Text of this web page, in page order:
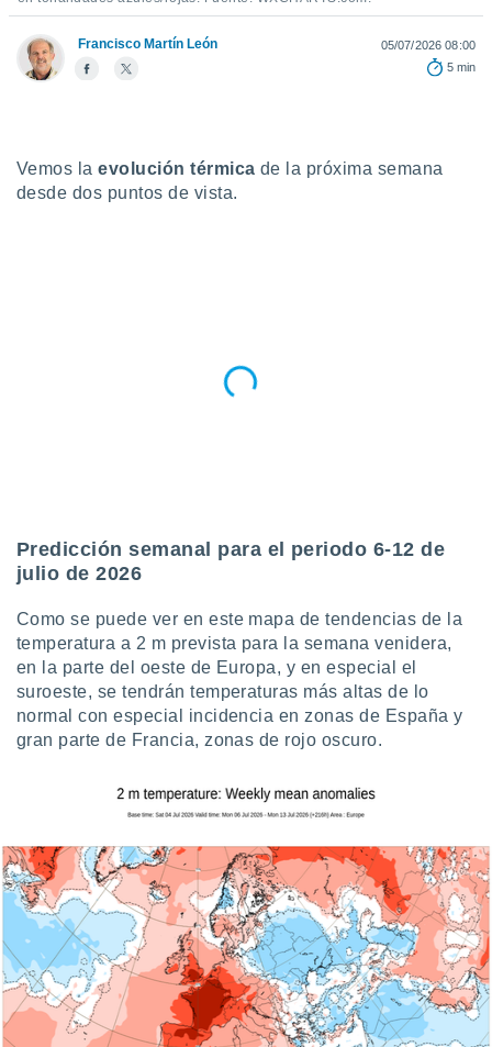
más
En
de que
sean
el sitio
no
Puedes
acceder a
web a
abono
Francisco Martín León
05/07/2026 08:00
5 min
Vemos laevolución térmica de la próxima semana
desde dos puntos de vista.
Predicción semanal para el periodo 6-12 de
julio de 2026
Como se puede ver en este mapa de tendencias de la
temperatura a 2 m prevista para la semana venidera,
en la parte del oeste de Europa, y en especial el
suroeste, se tendrán temperaturas más altas de lo
normal con especial incidencia en zonas de España y
gran parte de Francia, zonas de rojo oscuro.